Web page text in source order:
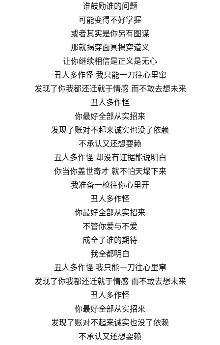
谁鼓励谁的问题
可能变得不好掌握
或者其实是你另有图谋
那就揭穿面具揭穿道义
让你继续相信是正义是无心
丑人多作怪 我只能一刀往心里窜
发现了你我都还迁就于情感 而不敢去想未来
丑人多作怪
你最好全部从实招来
发现了账对不起来诚实也没了依赖
不承认又还想耍赖
丑人多作怪 却没有证据能说明白
你当你盖世奇才 就不怕天塌下来
我准备一枪往你心里开
丑人多作怪
你最好全部从实招来
不管你爱与不爱
成全了谁的期待
我全都明白
丑人多作怪 我只能一刀往心里窜
发现了你我都还迁就于情感 而不敢去想未来
丑人多作怪
你最好全部从实招来
发现了账对不起来诚实也没了依赖
不承认又还想耍赖